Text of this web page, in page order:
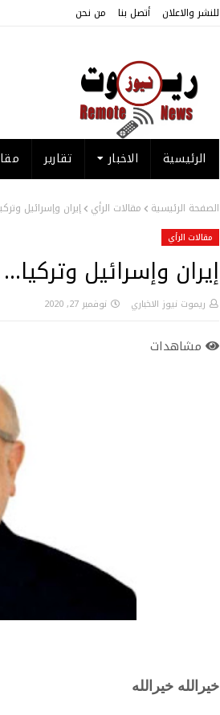
للنشر والاعلان أتصل بنا من نحن
الرئيسية الاخبار تقارير
الصفحة الرئيسية مقالات الرأي إيران وإسرائيل
مقالات الرأي
إيران وإسرائيل
ريموت نيوز الاخباري نوفمبر 27, 2020
مشاهدات
خيرالله خيرالله